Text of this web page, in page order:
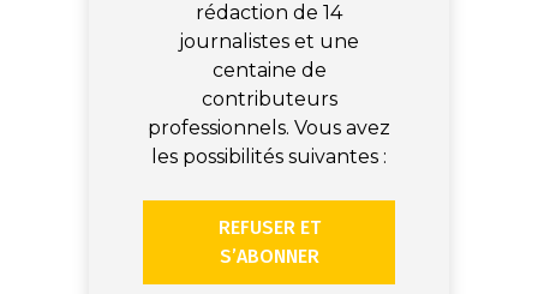
rédaction de 14
journalistes et une
centaine de
contributeurs
professionnels. Vous avez
les possibilités suivantes :
REFUSER ET
S’ABONNER